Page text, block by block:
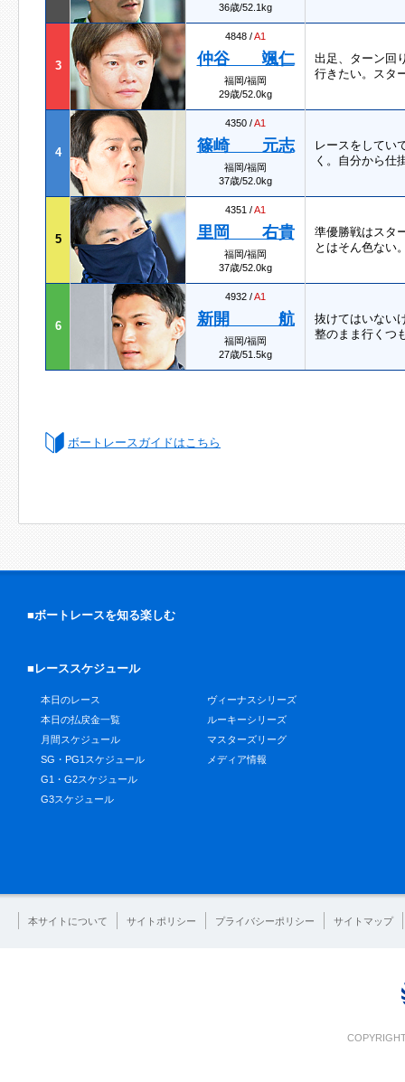
36歳/52.1kg
3
4848 /A1
仲谷 颯仁
福岡/福岡
29歳/52.0kg
出足、ターン回
行きたい。スタ
4
4350 /A1
篠崎 元志
福岡/福岡
37歳/52.0kg
レースをしてい
く。自分から
5
4351 /A1
里岡 右貴
福岡/福岡
37歳/52.0kg
準優勝戦はスタ
とはそん色ない
6
4932 /A1
新開 航
福岡/福岡
27歳/51.5kg
抜けてはいない
整のまま行くつ
ボートレースガイドはこちら
■ボートレースを知る楽しむ
■レーススケジュール
本日のレース
本日の払戻金一覧
月間スケジュール
SG・PG1スケジュール
G1・G2スケジュール
G3スケジュール
ヴィーナスシリーズ
ルーキーシリーズ
マスターズリーグ
メディア情報
本サイトについて サイトポリシー プライバシーポリシー サイトマップ